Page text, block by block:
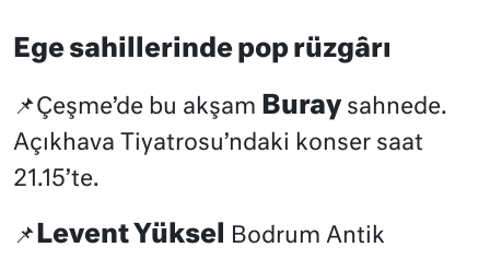
Ege sahillerinde pop rüzgârı
📌Çeşme’de bu akşam Buraysahnede.
Açıkhava Tiyatrosu’ndaki konser saat
21.15’te.
📌 Levent Yüksel
Bodrum Antik